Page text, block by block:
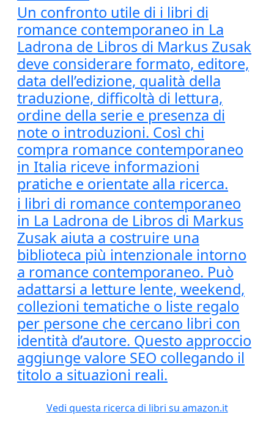
Un confronto utile di i libri di
romance contemporaneo in La
Ladrona de Libros di Markus Zusak
deve considerare formato, editore,
data dell’edizione, qualità della
traduzione, difficoltà di lettura,
ordine della serie e presenza di
note o introduzioni. Così chi
compra romance contemporaneo
in Italia riceve informazioni
pratiche e orientate alla ricerca.
i libri di romance contemporaneo
in La Ladrona de Libros di Markus
Zusak aiuta a costruire una
biblioteca più intenzionale intorno
a romance contemporaneo. Può
adattarsi a letture lente, weekend,
collezioni tematiche o liste regalo
per persone che cercano libri con
identità d’autore. Questo approccio
aggiunge valore SEO collegando il
titolo a situazioni reali.
Vedi questa ricerca di libri su amazon.it